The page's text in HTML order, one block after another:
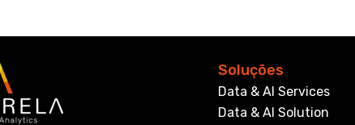
Soluções
Data & AI Services
Data & AI Solution